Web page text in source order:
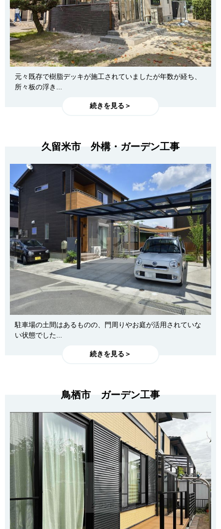
元々既存で樹脂デッキが施工されていましたが年数が経ち、
所々板の浮き...
続きを見る＞
久留米市 外構・ガーデン工事
駐車場の土間はあるものの、門周りやお庭が活用されていな
い状態でした...
続きを見る＞
鳥栖市 ガーデン工事